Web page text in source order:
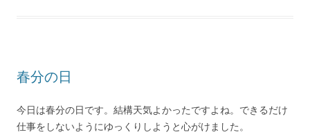
春分の日
今日は春分の日です。結構天気よかったですよね。できるだけ
仕事をしないようにゆっくりしようと心がけました。